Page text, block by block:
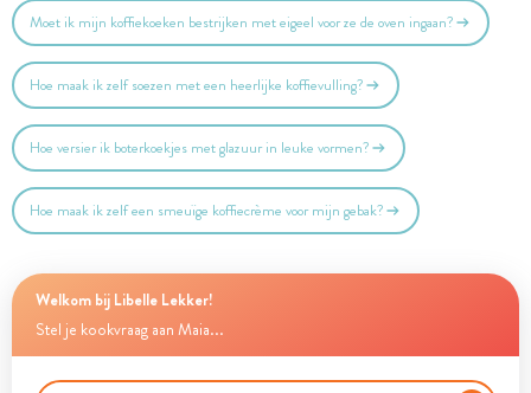
Moet ik mijn koffiekoeken bestrijken met eigeel voor ze de oven ingaan?
Hoe maak ik zelf soezen met een heerlijke koffievulling?
Hoe versier ik boterkoekjes met glazuur in leuke vormen?
Hoe maak ik zelf een smeuïge koffiecrème voor mijn gebak?
Welkom bij Libelle Lekker!
Stel je kookvraag aan Maia...